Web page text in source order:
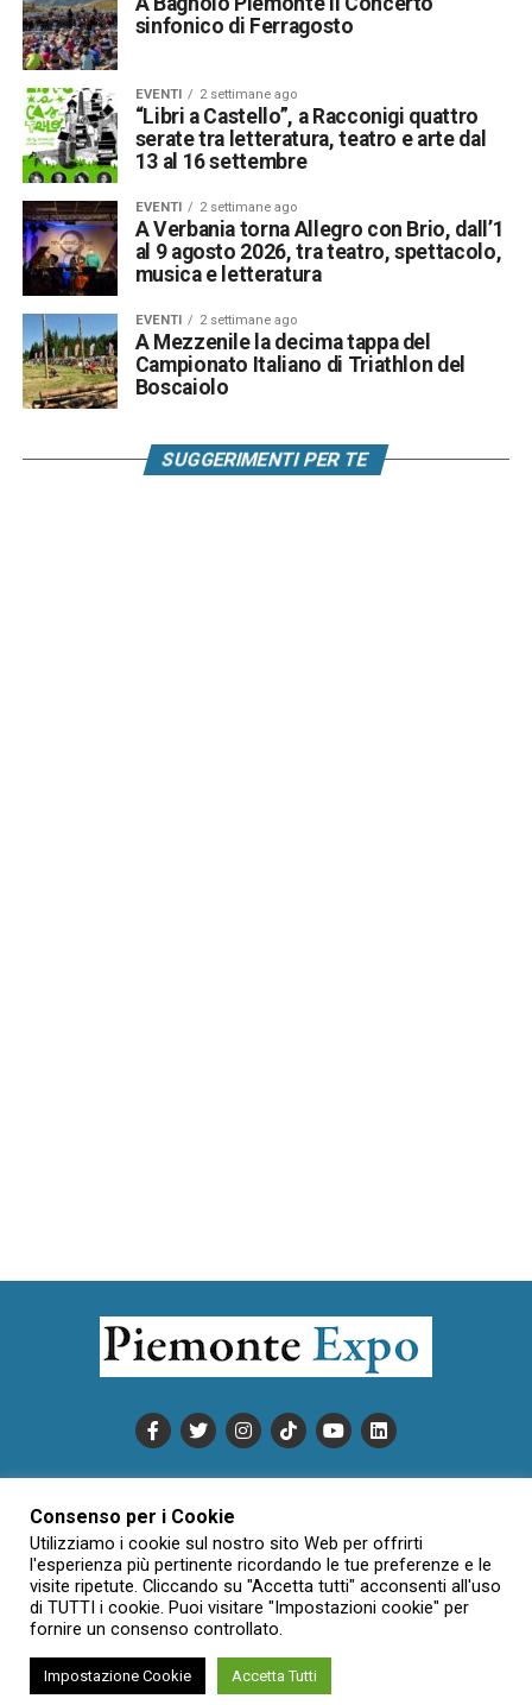
sinfonico di Ferragosto
EVENTI 2 settimane ago
“Libri a Castello”, a Racconigi quattro
serate tra letteratura, teatro e arte dal
13 al 16 settembre
EVENTI 2 settimane ago
A Verbania torna Allegro con Brio, dall’1
al 9 agosto 2026, tra teatro, spettacolo,
musica e letteratura
EVENTI 2 settimane ago
A Mezzenile la decima tappa del
Campionato Italiano di Triathlon del
Boscaiolo
SUGGERIMENTI PER TE
INFORMATIVA SULLA PRIVACY
CONDIZIONI DI UTILIZZO
DATI SOCIETARI
NOVAJO
CREDITS
CONTATTTI
Creative Commons Attribuzione - Non commerciale - Non opere
derivate 3.0 Italia (CC BY-NC-ND 3.0 IT)
Consenso per i Cookie
Utilizziamo i cookie sul nostro sito Web per offrirti
l'esperienza più pertinente ricordando le tue preferenze e le
visite ripetute. Cliccando su "Accetta tutti" acconsenti all'uso
di TUTTI i cookie. Puoi visitare "Impostazioni cookie" per
fornire un consenso controllato.
Impostazione Cookie Accetta Tutti